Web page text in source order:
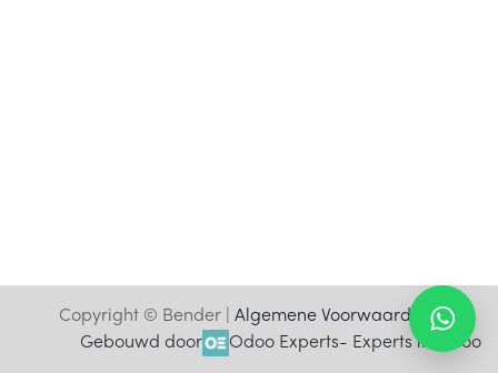
Copyright © Bender | Algemene Voorwaarden
Gebouwd door
Odoo Experts- Experts in Odoo